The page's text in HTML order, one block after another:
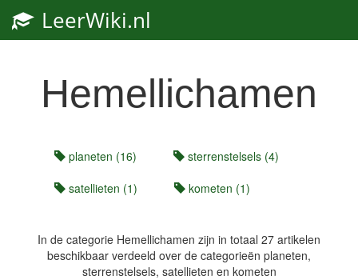
LeerWiki.nl
Hemellichamen
planeten (16)
sterrenstelsels (4)
satellieten (1)
kometen (1)
In de categorie Hemellichamen zijn in totaal 27 artikelen
beschikbaar verdeeld over de categorieën planeten,
sterrenstelsels, satellieten en kometen